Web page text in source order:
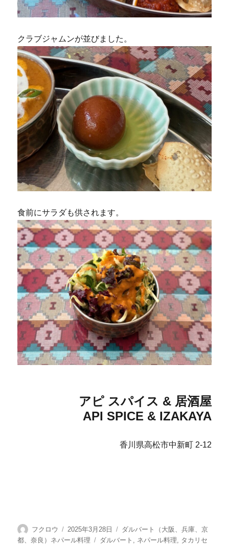
クラブジャムンが並びました。
食前にサラダも供されます。
アピ スパイス & 居酒屋
API SPICE & IZAKAYA
香川県高松市中新町 2-12
投
稿
フクロウ
投
稿
2025年3月28日
カ
テ
ダルバート（大阪、兵庫、京
都、奈良）ネパール料理
タ
ダルバート , ネパール料理, タカリセ